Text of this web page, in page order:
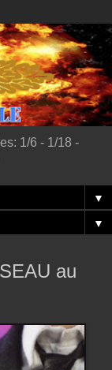
1/6 - 1/18 -
▼
▼
au